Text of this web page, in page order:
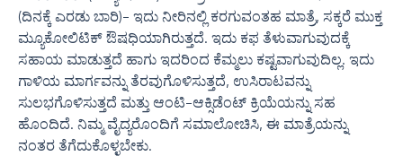
(ದಿನಕ್ಕೆ ಎರಡು ಬಾರಿ)- ಇದು ನೀರಿನಲ್ಲಿ ಕರಗುವಂತಹ ಮಾತ್ರೆ, ಸಕ್ಕರೆ ಮುಕ್ತ
ಮ್ಯೂಕೋಲಿಟಿಕ್ ಔಷಧಿಯಾಗಿರುತ್ತದೆ. ಇದು ಕಫ ತೆಳುವಾಗುವುದಕ್ಕೆ
ಸಹಾಯ ಮಾಡುತ್ತದೆ ಹಾಗು ಇದರಿಂದ ಕೆಮ್ಮಲು ಕಷ್ಟವಾಗುವುದಿಲ್ಲ. ಇದು
ಗಾಳಿಯ ಮಾರ್ಗವನ್ನು ತೆರವುಗೊಳಿಸುತ್ತದೆ, ಉಸಿರಾಟವನ್ನು
ಸುಲಭಗೊಳಿಸುತ್ತದೆ ಮತ್ತು ಆಂಟಿ-ಆಕ್ಸಿಡೆಂಟ್ ಕ್ರಿಯೆಯನ್ನು ಸಹ
ಹೊಂದಿದೆ. ನಿಮ್ಮ ವೈದ್ಯರೊಂದಿಗೆ ಸಮಾಲೋಚಿಸಿ, ಈ ಮಾತ್ರೆಯನ್ನು
ನಂತರ ತೆಗೆದುಕೊಳ್ಳಬೇಕು.